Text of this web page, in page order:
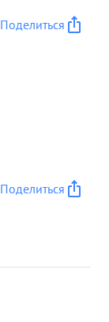
Поделиться
Поделиться